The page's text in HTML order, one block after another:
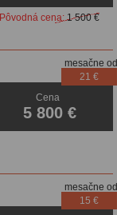
Pôvodná cena:1 500 €
Cena
5 800 €
mesačne od
21 €
mesačne od
15 €